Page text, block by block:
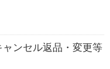
ンセル返品・変更等